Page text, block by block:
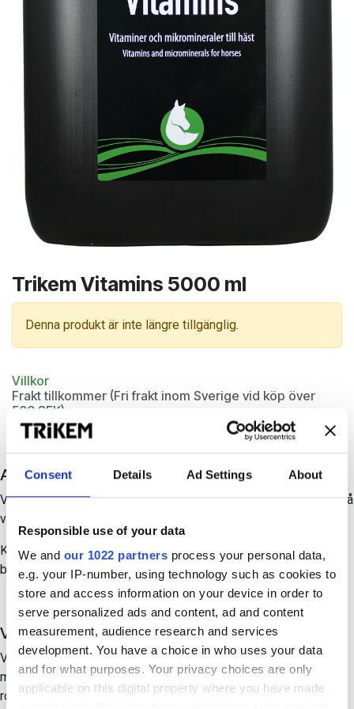
Consent Details Ad Settings About
Responsible use of your data
We and our 1022 partners process your personal data,
e.g. your IP-number, using technology such as cookies to
store and access information on your device in order to
serve personalized ads and content, ad and content
measurement, audience research and services
development. You have a choice in who uses your data
and for what purposes. Your privacy choices are only
applicable on this digital property where you have made
Trikem Vitamins 5000 ml
Denna produkt är inte längre tillgänglig.
Villkor
Frakt tillkommer (Fri frakt inom Sverige vid köp över
500 SEK)
Eventuella rabatter dras vid utcheckning
Användning
Vitamins ges som tillskott till häst för att kompensera brister på
vitaminer och mikromineraler.
Kan ges hela året och lämpar sig till både hästar på stall och
betesgång.
Vad är Vitamins?
Vitamins (f.d. Multi) är ett rent tillskott av vitaminer och
mikromineraler. Vitaminer och mikromineraler har en avgörande
roll för hästens prestation och välmående bl a genom att stötta